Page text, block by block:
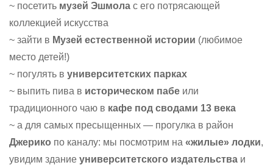
~ посетить музей Эшмола с его потрясающей
коллекцией искусства
~ зайти в Музей естественной истории (любимое
место детей!)
~ погулять в университетских парках
~ выпить пива в историческом пабе или
традиционного чаю в кафе под сводами 13 века
~ а для самых пресыщенных — прогулка в район
Джерико по каналу: мы посмотрим на «жилые» лодки,
увидим здание университетского издательства и